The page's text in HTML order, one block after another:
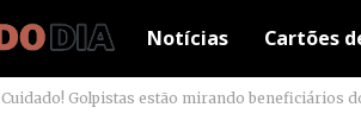
Notícias Cartões
Cuidado! Golpistas estão mirando beneficiários